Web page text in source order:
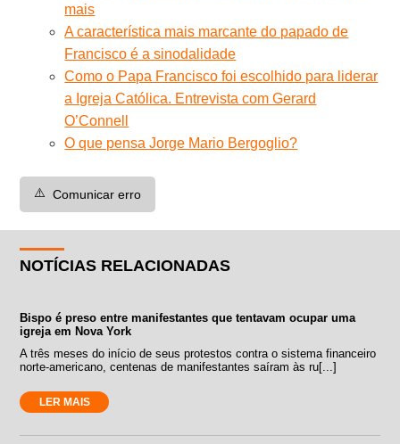
mais
A característica mais marcante do papado de
Francisco é a sinodalidade
Como o Papa Francisco foi escolhido para liderar
a Igreja Católica. Entrevista com Gerard
O’Connell
O que pensa Jorge Mario Bergoglio?
⚠️ Comunicar erro
NOTÍCIAS RELACIONADAS
Bispo é preso entre manifestantes que tentavam ocupar uma
igreja em Nova York
A três meses do início de seus protestos contra o sistema financeiro
norte-americano, centenas de manifestantes saíram às ru[...]
LER MAIS